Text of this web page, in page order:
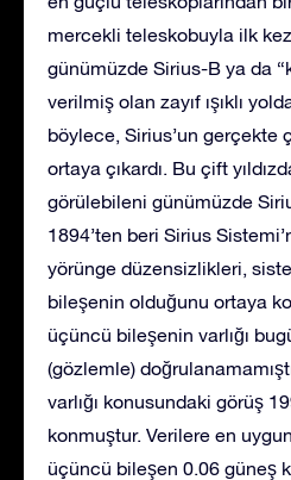
mercekli teleskobuyla ilk
günümüzde Sirius-B ya da
verilmiş olan zayıf ışıklı
böylece, Sirius’un gerçekte
ortaya çıkardı. Bu çift
görülebileni günümüzde
1894’ten beri Sirius
yörünge düzensizlikleri,
bileşenin olduğunu ortaya
üçüncü bileşenin varlığı
(gözlemle)
varlığı konusundaki görüş
konmuştur. Verilere en
üçüncü bileşen 0.06 güneş